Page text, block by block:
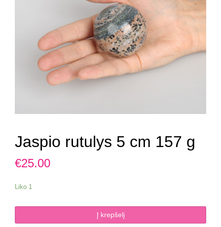
Jaspio rutulys 5 cm 157 g
€25.00
Liko 1
kiekis:
Į krepšelį